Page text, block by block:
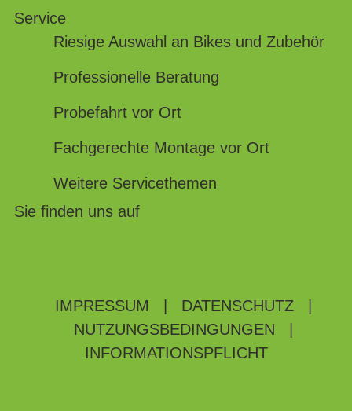
Service
Riesige Auswahl an Bikes und Zubehör
Professionelle Beratung
Probefahrt vor Ort
Fachgerechte Montage vor Ort
Weitere Servicethemen
Sie finden uns auf
IMPRESSUM DATENSCHUTZ
NUTZUNGSBEDINGUNGEN
INFORMATIONSPFLICHT